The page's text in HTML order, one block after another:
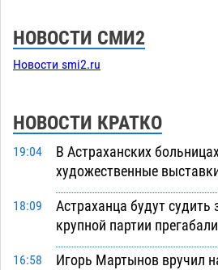
НОВОСТИ СМИ2
Новости smi2.ru
НОВОСТИ КРАТКО
19:04
В Астраханских
художественные
18:09
Астраханца будут судить
крупной партии
16:58
Игорь Мартынов вручил